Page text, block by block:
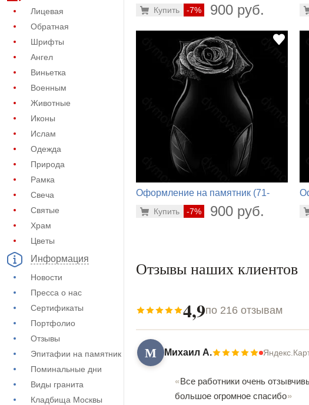
Лицевая
Обратная
Шрифты
Ангел
Виньетка
Военным
Животные
Иконы
Ислам
Одежда
Природа
Рамка
Свеча
Святые
Храм
Цветы
Информация
Новости
Пресса о нас
Сертификаты
Портфолио
Отзывы
Эпитафии на памятник
Поминальные дни
Виды гранита
Кладбища Москвы
-7% 900 руб.
Купить
Оформление на памятник (71-
-7% 900 руб.
Купить
Отзывы наших клиентов
4,9по 216 отзывам
М Михаил А.
Все работники очень
большое огромное спасибо